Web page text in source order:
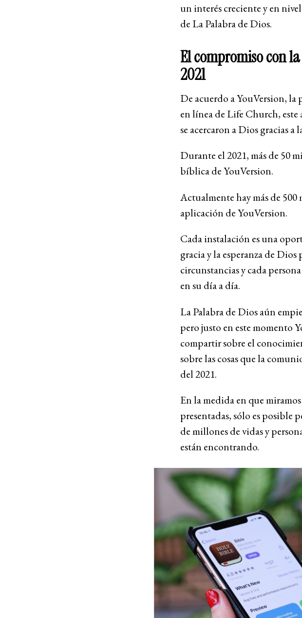
un interés creciente y en
de La Palabra de Dios.
El compromiso con
2021
De acuerdo a YouVersion,
en línea de Life Church, este
se acercaron a Dios gracias
Durante el 2021, más de 50
bíblica de YouVersion.
Actualmente hay más de
aplicación de YouVersion.
Cada instalación es una
gracia y la esperanza de Dios
circunstancias y cada
en su día a día.
La Palabra de Dios aún
pero justo en este momento
compartir sobre el
sobre las cosas que la
del 2021.
En la medida en que
presentadas, sólo es posible
de millones de vidas y
están encontrando.